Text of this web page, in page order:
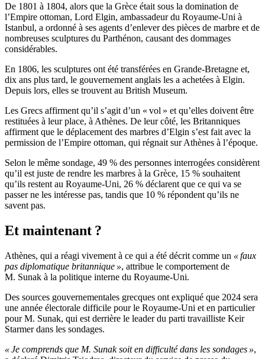
De 1801 à 1804, alors que la Grèce était sous la domination de
l’Empire ottoman, Lord Elgin, ambassadeur du Royaume-Uni à
Istanbul, a ordonné à ses agents d’enlever des pièces de marbre et de
nombreuses sculptures du Parthénon, causant des dommages
considérables.
En 1806, les sculptures ont été transférées en Grande-Bretagne et,
dix ans plus tard, le gouvernement anglais les a achetées à Elgin.
Depuis lors, elles se trouvent au British Museum.
Les Grecs affirment qu’il s’agit d’un « vol » et qu’elles doivent être
restituées à leur place, à Athènes. De leur côté, les Britanniques
affirment que le déplacement des marbres d’Elgin s’est fait avec la
permission de l’Empire ottoman, qui régnait sur Athènes à l’époque.
Selon le même sondage, 49 % des personnes interrogées considèrent
qu’il est juste de rendre les marbres à la Grèce, 15 % souhaitent
qu’ils restent au Royaume-Uni, 26 % déclarent que ce qui va se
passer ne les intéresse pas, tandis que 10 % répondent qu’ils ne
savent pas.
Et maintenant ?
Athènes, qui a réagi vivement à ce qui a été décrit comme un « faux
pas diplomatique britannique », attribue le comportement de
M. Sunak à la politique interne du Royaume-Uni.
Des sources gouvernementales grecques ont expliqué que 2024 sera
une année électorale difficile pour le Royaume-Uni et en particulier
pour M. Sunak, qui est derrière le leader du parti travailliste Keir
Starmer dans les sondages.
« Je comprends que M. Sunak soit en difficulté dans les sondages »,